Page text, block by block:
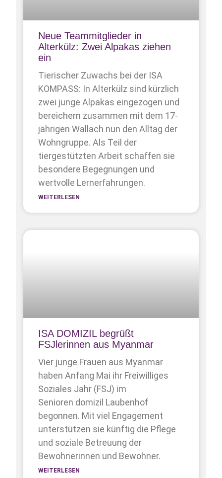
Neue Teammitglieder in
Alterkülz: Zwei Alpakas ziehen
ein
Tierischer Zuwachs bei der ISA
KOMPASS: In Alterkülz sind kürzlich
zwei junge Alpakas eingezogen und
bereichern zusammen mit dem 17-
jährigen Wallach nun den Alltag der
Wohngruppe. Als Teil der
tiergestützten Arbeit schaffen sie
besondere Begegnungen und
wertvolle Lernerfahrungen.
WEITERLESEN
ISA DOMIZIL begrüßt
FSJlerinnen aus Myanmar
Vier junge Frauen aus Myanmar
haben Anfang Mai ihr Freiwilliges
Soziales Jahr (FSJ) im
Senioren domizil Laubenhof
begonnen. Mit viel Engagement
unterstützen sie künftig die Pflege
und soziale Betreuung der
Bewohnerinnen und Bewohner.
WEITERLESEN